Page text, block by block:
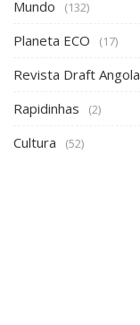
Mundo (132)
Planeta ECO (17)
Revista Draft Angola
Rapidinhas (2)
Cultura (52)